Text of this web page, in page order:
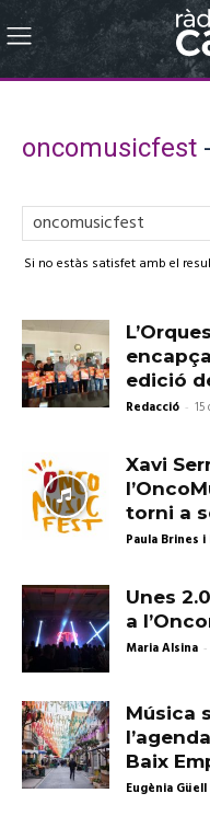
oncomusicfest -
Si no estàs satisfet amb el
edició
Redacció -
Xavi
torni a
Paula Brines i
Unes
a
Maria Alsina -
Música
Baix
Eugènia Güell